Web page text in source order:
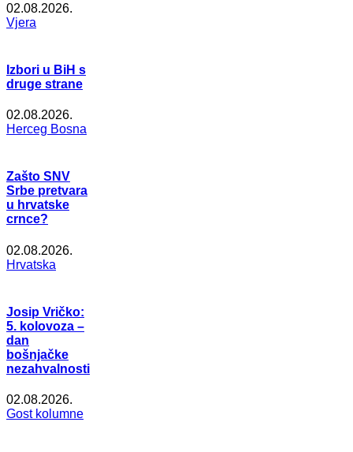
02.08.2026.
Vjera
Izbori u BiH s
druge strane
02.08.2026.
Herceg Bosna
Zašto SNV
Srbe pretvara
u hrvatske
crnce?
02.08.2026.
Hrvatska
Josip Vričko:
5. kolovoza –
dan
bošnjačke
nezahvalnosti
02.08.2026.
Gost kolumne